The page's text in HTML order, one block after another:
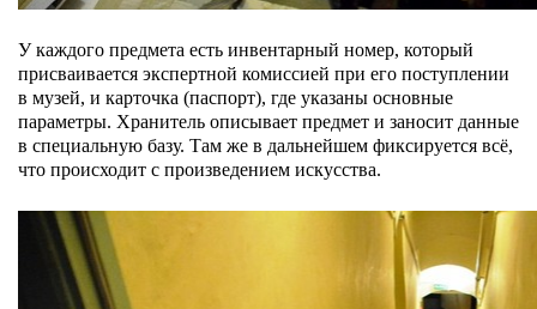
У каждого предмета есть инвентарный номер, который
присваивается экспертной комиссией при его поступлении
в музей, и карточка (паспорт), где указаны основные
параметры. Хранитель описывает предмет и заносит данные
в специальную базу. Там же в дальнейшем фиксируется всё,
что происходит с произведением искусства.